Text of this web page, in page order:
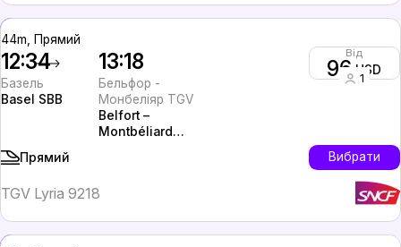
44m, Прямий
12:34
Базель
Basel SBB
13:18
Бельфор -
Монбеліяр TGV
Belfort –
Montbéliard
Від
96 USD
1
Прямий Вибрати
TGV Lyria 9218